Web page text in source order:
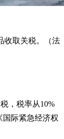
收取关税。（法
，税率从10%
国际紧急经济权